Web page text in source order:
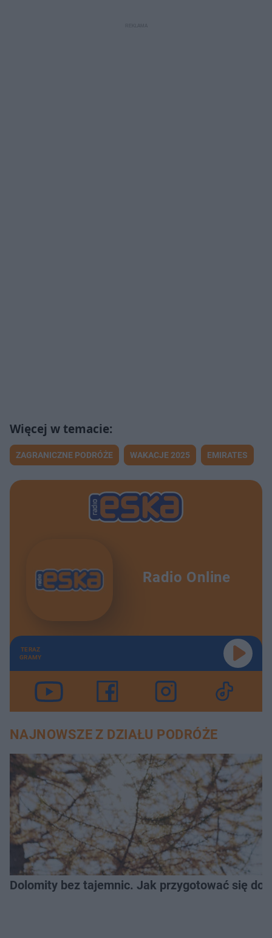
ZAGRANICZNE PODRÓŻE WAKACJE 2025 EMIRATES
Radio Online
TERAZ
GRAMY
NAJNOWSZE Z DZIAŁU PODRÓŻE
Dolomity bez tajemnic. Jak przygotować się do